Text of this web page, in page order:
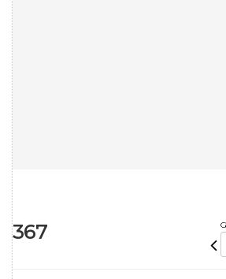
367